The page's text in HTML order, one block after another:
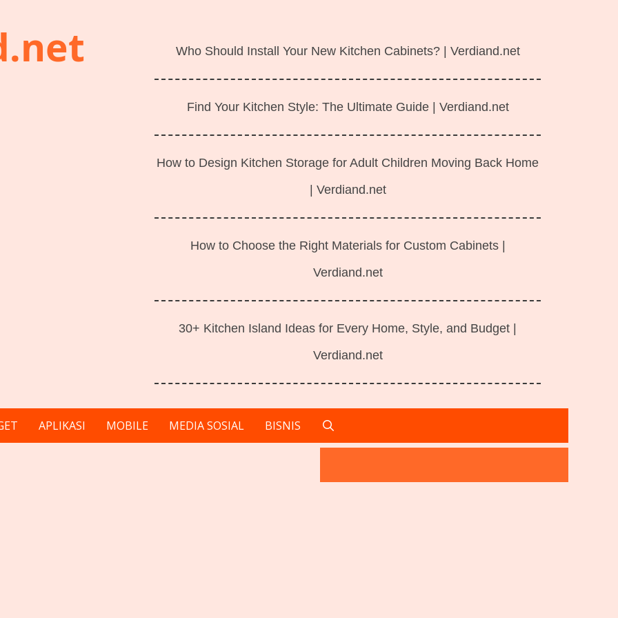
Who Should Install Your New Kitchen Cabinets? | Verdiand.net
Find Your Kitchen Style: The Ultimate Guide | Verdiand.net
How to Design Kitchen Storage for Adult Children Moving Back Home
| Verdiand.net
How to Choose the Right Materials for Custom Cabinets |
Verdiand.net
30+ Kitchen Island Ideas for Every Home, Style, and Budget |
Verdiand.net
APLIKASI MOBILE MEDIA SOSIAL BISNIS